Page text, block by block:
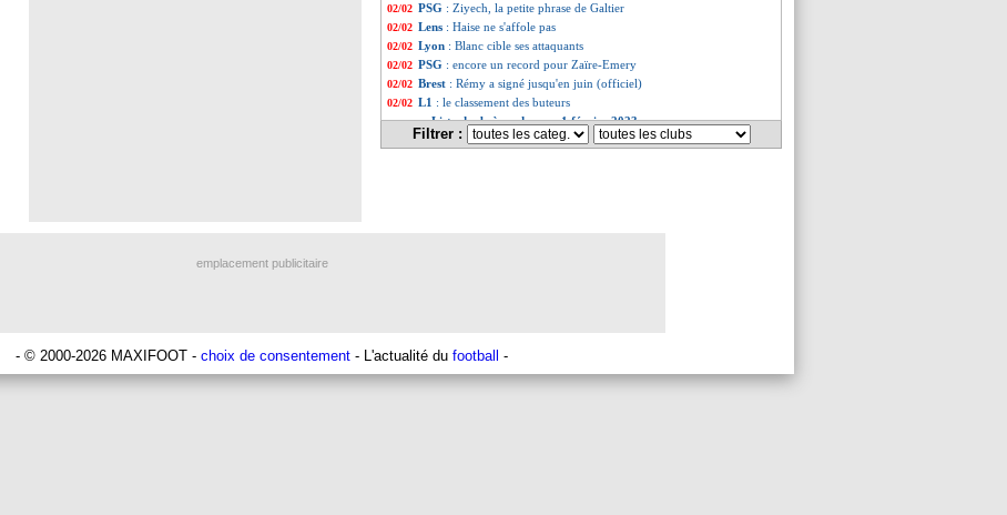
02/02 PSG : Ziyech, la petite phrase de Galtier
02/02 Lens : Haise ne s'affole pas
02/02 Lyon : Blanc cible ses attaquants
02/02 PSG : encore un record pour Zaïre-Emery
02/02 Brest : Rémy a signé jusqu'en juin (officiel)
02/02 L1 : le classement des buteurs
... Liste des brèves du mer. 1 février 2023
Liste des brèves du mar. 31 janvier 2023
Filtrer :
emplacement publicitaire
- © 2000-2026 MAXIFOOT - choix de consentement - L'actualité du football -